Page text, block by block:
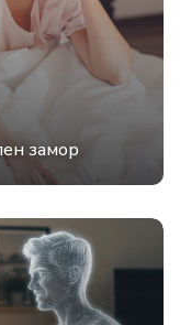
замор